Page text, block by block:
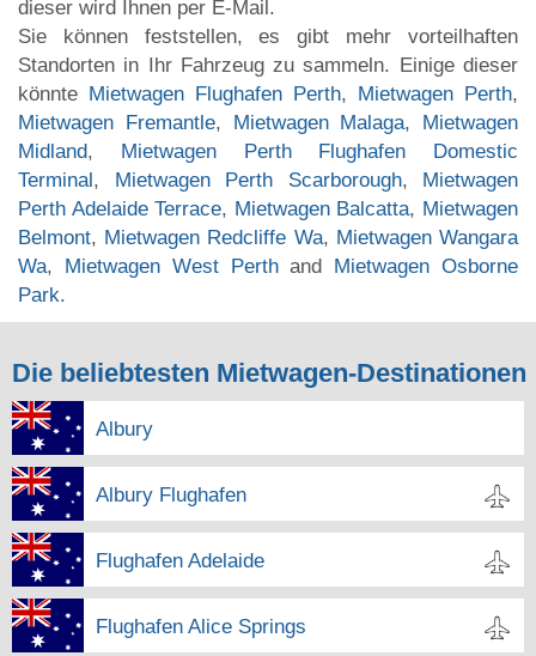
dieser wird Ihnen per E-Mail.
Sie können feststellen, es gibt mehr vorteilhaften
Standorten in Ihr Fahrzeug zu sammeln. Einige dieser
könnte Mietwagen Flughafen Perth, Mietwagen Perth,
Mietwagen Fremantle, Mietwagen Malaga, Mietwagen
Midland, Mietwagen Perth Flughafen Domestic
Terminal, Mietwagen Perth Scarborough, Mietwagen
Perth Adelaide Terrace, Mietwagen Balcatta, Mietwagen
Belmont, Mietwagen Redcliffe Wa, Mietwagen Wangara
Wa, Mietwagen West Perthand Mietwagen Osborne
Park.
Die beliebtesten Mietwagen-Destinationen
Albury
Albury Flughafen
Flughafen Adelaide
Flughafen Alice Springs